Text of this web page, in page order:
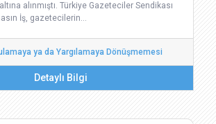
alınmıştı. Türkiye Gazeteciler Sendikası
İş, gazetecilerin…
ya da Yargılamaya Dönüşmemesi
Detaylı Bilgi